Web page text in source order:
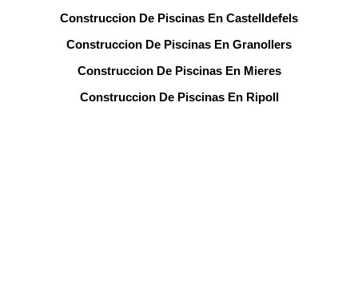
Construccion De Piscinas En Castelldefels
Construccion De Piscinas En Granollers
Construccion De Piscinas En Mieres
Construccion De Piscinas En Ripoll